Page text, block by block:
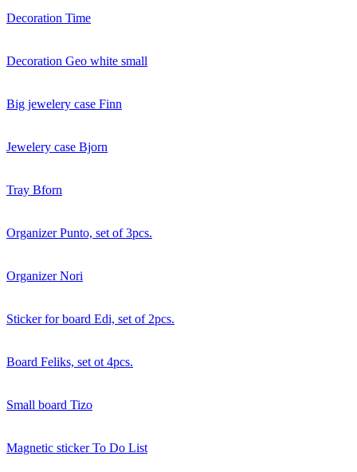
Decoration Time
Decoration Geo white small
Big jewelery case Finn
Jewelery case Bjorn
Tray Bforn
Organizer Punto, set of 3pcs.
Organizer Nori
Sticker for board Edi, set of 2pcs.
Board Feliks, set ot 4pcs.
Small board Tizo
Magnetic sticker To Do List